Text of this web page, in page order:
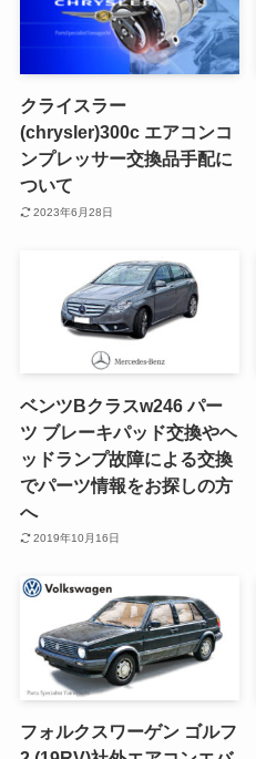
クライスラー
(chrysler)300c エアコンコ
ンプレッサー交換品手配に
ついて
2023年6月28日
ベンツBクラスw246 パー
ツ ブレーキパッド交換やヘ
ッドランプ故障による交換
でパーツ情報をお探しの方
へ
2019年10月16日
フォルクスワーゲン ゴルフ